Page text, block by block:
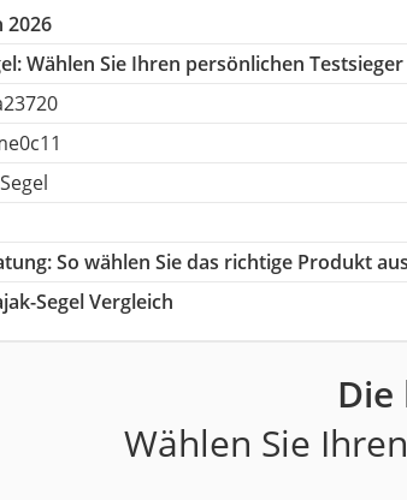
2026
Wählen Sie Ihren persönlichen
: So wählen Sie das richtige Produkt
Segel Vergleich
Die
Wählen Sie